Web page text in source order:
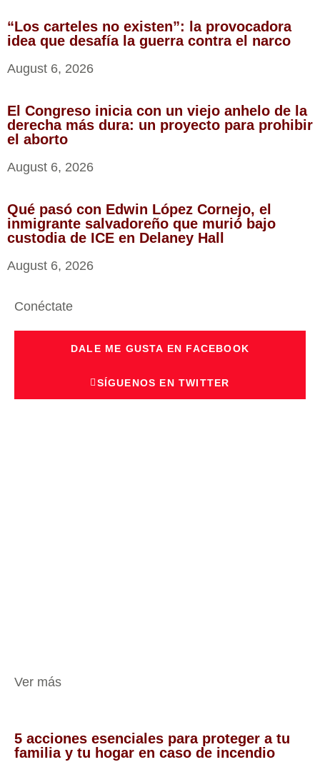
“Los carteles no existen”: la provocadora
idea que desafía la guerra contra el narco
August 6, 2026
El Congreso inicia con un viejo anhelo de la
derecha más dura: un proyecto para prohibir
el aborto
August 6, 2026
Qué pasó con Edwin López Cornejo, el
inmigrante salvadoreño que murió bajo
custodia de ICE en Delaney Hall
August 6, 2026
Conéctate
DALE ME GUSTA EN FACEBOOK
SÍGUENOS EN TWITTER
Ver más
5 acciones esenciales para proteger a tu
familia y tu hogar en caso de incendio